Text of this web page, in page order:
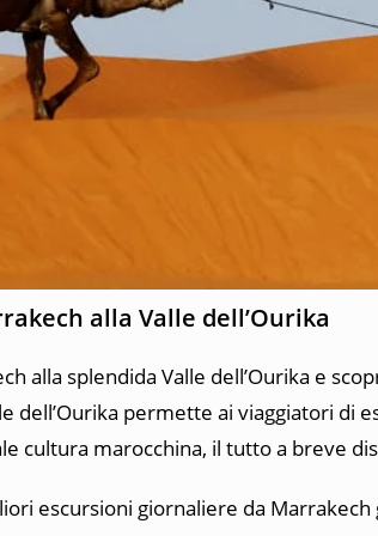
alla Valle dell’Ourika
alla splendida Valle dell’Ourika e
dell’Ourika permette ai viaggiatori di
cultura marocchina, il tutto a breve
escursioni giornaliere da